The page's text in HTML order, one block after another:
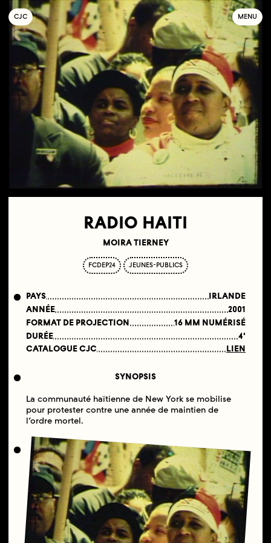
COLLECTIF
JEUNE
C INÉMA MENU
RADIO HAITI
MOIRA TIERNEY
FCDEP24 JEUNES-PUBLICS
PAYS
IRLANDE
ANNÉE
2001
FORMAT DE PROJECTION
16 MM NUMÉRISÉ
DURÉE
4'
CATALOGUE CJC
LIEN
SYNOPSIS
La communauté haïtienne de New York se mobilise
pour protester contre une année de maintien de
l’ordre mortel.